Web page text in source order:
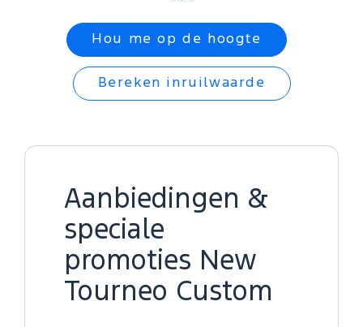
Hou me op de hoogte
Bereken inruilwaarde
Aanbiedingen &
speciale
promoties New
Tourneo Custom